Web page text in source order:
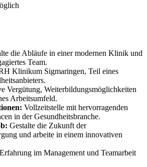
die Abläufe in einer modernen Klinik und
Team.
Klinikum Sigmaringen, Teil eines
Vergütung, Weiterbildungsmöglichkeiten
Arbeitsumfeld.
Vollzeitstelle mit hervorragenden
in der Gesundheitsbranche.
Gestalte die Zukunft der
und arbeite in einem innovativen
Erfahrung im Management und Teamarbeit